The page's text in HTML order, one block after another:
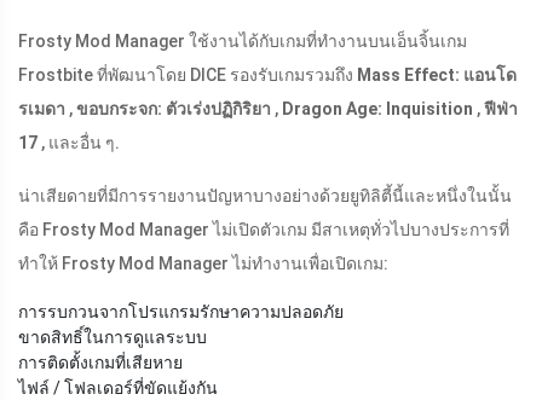
Frosty Mod Manager ใช้งานได้กับเกมที่ทำงานบนเอ็นจิ้นเกม
Frostbite ที่พัฒนาโดย DICE รองรับเกมรวมถึง Mass Effect: แอนโด
รเมดา ,ขอบกระจก: ตัวเร่งปฏิกิริยา , Dragon Age: Inquisition ,ฟีฟ่า
17 , และอื่น ๆ.
น่าเสียดายที่มีการรายงานปัญหาบางอย่างด้วยยูทิลิตี้นี้และหนึ่งในนั้น
คือ Frosty Mod Manager ไม่เปิดตัวเกม มีสาเหตุทั่วไปบางประการที่
ทำให้ Frosty Mod Manager ไม่ทำงานเพื่อเปิดเกม:
การรบกวนจากโปรแกรมรักษาความปลอดภัย
ขาดสิทธิ์ในการดูแลระบบ
การติดตั้งเกมที่เสียหาย
ไฟล์ / โฟลเดอร์ที่ขัดแย้งกัน